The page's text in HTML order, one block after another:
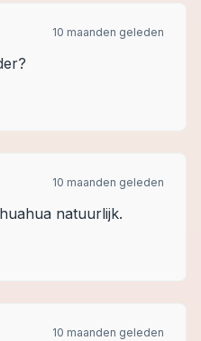
10 maanden geleden
10 maanden geleden
natuurlijk.
10 maanden geleden